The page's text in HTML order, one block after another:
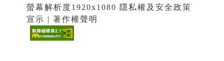
螢幕解析度1920x1080 隱私權及安全政策
宣示 | 著作權聲明